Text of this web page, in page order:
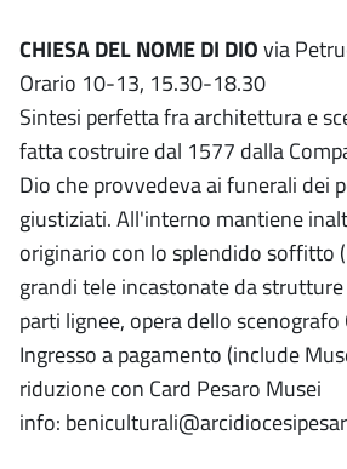
CHIESA DEL NOME DI DIOvia
Orario 10-13, 15.30-18.30
Sintesi perfetta fra architettura e
fatta costruire dal 1577 dalla
Dio che provvedeva ai funerali dei
giustiziati. All'interno mantiene
originario con lo splendido soffitto
grandi tele incastonate da
parti lignee, opera dello scenografo
Ingresso a pagamento (include
riduzione con Card Pesaro Musei
info: